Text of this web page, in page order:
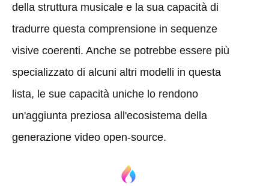
della struttura musicale e la sua capacità di
tradurre questa comprensione in sequenze
visive coerenti. Anche se potrebbe essere più
specializzato di alcuni altri modelli in questa
lista, le sue capacità uniche lo rendono
un'aggiunta preziosa all'ecosistema della
generazione video open-source.